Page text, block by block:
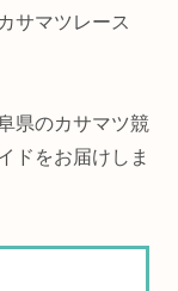
サマツレース
県のカサマツ競
ドをお届けしま